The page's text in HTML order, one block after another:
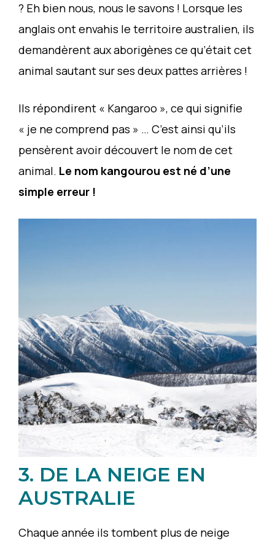
? Eh bien nous, nous le savons ! Lorsque les
anglais ont envahis le territoire australien, ils
demandèrent aux aborigènes ce qu’était cet
animal sautant sur ses deux pattes arrières !
Ils répondirent « Kangaroo », ce qui signifie
« je ne comprend pas » … C’est ainsi qu’ils
pensèrent avoir découvert le nom de cet
animal. Le nom kangourou est né d’une
simple erreur !
3. DE LA NEIGE EN
AUSTRALIE
Chaque année ils tombent plus de neige